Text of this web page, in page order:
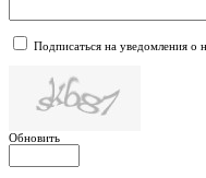
Подписаться на уведомления о
Обновить